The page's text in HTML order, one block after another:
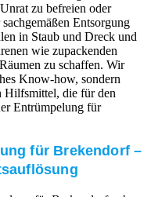
zu befreien oder
Entsorgung
in Staub und Dreck und
wie zupackenden
zu schaffen. Wir
Know-how, sondern
Hilfsmittel, die für den
Entrümpelung für
für Brekendorf –